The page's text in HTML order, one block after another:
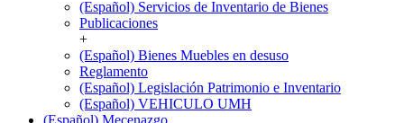
(Español) Servicios de Inventario de Bienes
Publicaciones
+
(Español) Bienes Muebles en desuso
Reglamento
(Español) Legislación Patrimonio e Inventario
(Español) VEHICULO UMH
(Español) Mecenazgo